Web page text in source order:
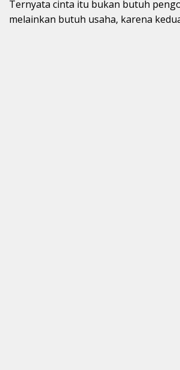
Ternyata cinta itu bukan butuh
melainkan butuh usaha, karena